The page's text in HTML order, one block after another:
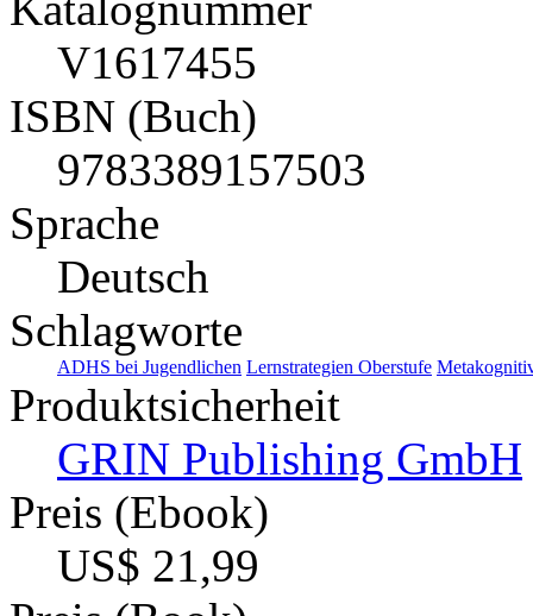
V1617455
ISBN (Buch)
9783389157503
Sprache
Deutsch
Schlagworte
ADHS bei Jugendlichen Lernstrategien Oberstufe
Produktsicherheit
GRIN Publishing GmbH
Preis (Ebook)
US$ 21,99